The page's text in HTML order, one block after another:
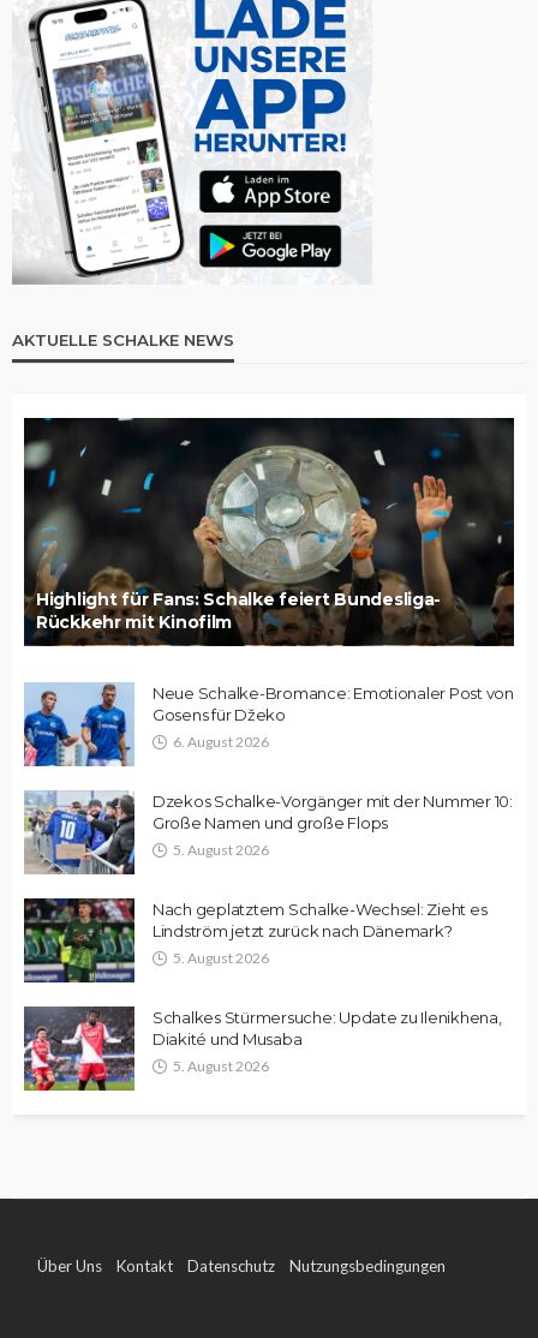
AKTUELLE SCHALKE NEWS
Highlight für Fans: Schalke feiert Bundesliga-
Rückkehr mit Kinofilm
Neue Schalke-Bromance: Emotionaler Post von
Gosens für Džeko
6. August 2026
Dzekos Schalke-Vorgänger mit der Nummer 10:
Große Namen und große Flops
5. August 2026
Nach geplatztem Schalke-Wechsel: Zieht es
Lindström jetzt zurück nach Dänemark?
5. August 2026
Schalkes Stürmersuche: Update zu Ilenikhena,
Diakité und Musaba
5. August 2026
Über Uns Kontakt Datenschutz Nutzungsbedingungen